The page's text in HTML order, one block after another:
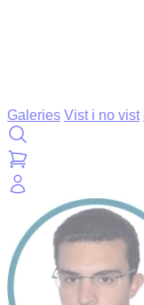
Galeries Vist i no vist